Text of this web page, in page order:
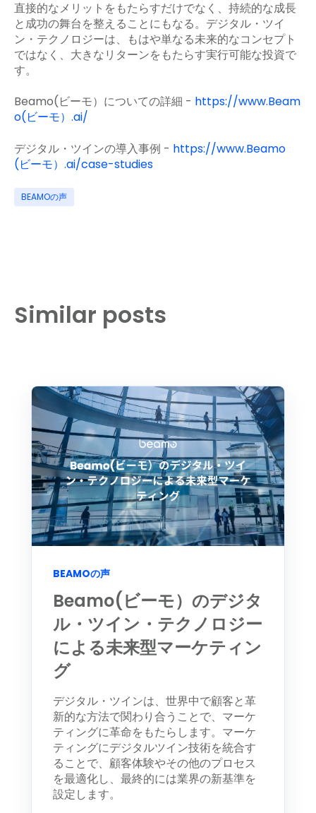
直接的なメリットをもたらすだけでなく、持続的な成長
と成功の舞台を整えることにもなる。デジタル・ツイ
ン・テクノロジーは、もはや単なる未来的なコンセプト
ではなく、大きなリターンをもたらす実行可能な投資で
す。
Beamo(ビーモ）についての詳細 - https://www.Beam
o(ビーモ）.ai/
デジタル・ツインの導入事例 - https://www.Beamo
(ビーモ）.ai/case-studies
BEAMOの声
Similar posts
BEAMOの声
Beamo(ビーモ）のデジタ
ル・ツイン・テクノロジー
による未来型マーケティン
グ
デジタル・ツインは、世界中で顧客と革
新的な方法で関わり合うことで、マーケ
ティングに革命をもたらします。マーケ
ティングにデジタルツイン技術を統合す
ることで、顧客体験やその他のプロセス
を最適化し、最終的には業界の新基準を
設定します。